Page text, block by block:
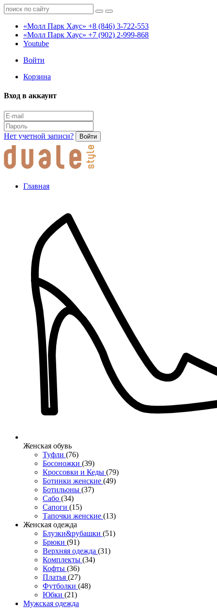
«Молл Парк Хаус» +8 (846) 3-722-553
«Молл Парк Хаус» +7 (902) 2-999-868
Youtube
Войти
Корзина
Вход в аккаунт
Нет учетной записи? Войти
Главная
Женcкая обувь
Туфли (76)
Босоножки (39)
Кроссовки и Кеды (79)
Ботинки женские (49)
Ботильоны (37)
Сабо (34)
Сапоги (15)
Тапочки женские (13)
Женская одежда
Блузки&рубашки (51)
Брюки (91)
Верхняя одежда (31)
Комплекты (34)
Кофты (36)
Платья (27)
Футболки (48)
Юбки (21)
Мужская одежда